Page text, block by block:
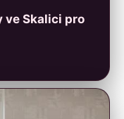
ve Skalici pro